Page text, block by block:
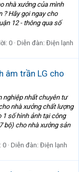
nhà xưởng của mình
? Hãy gọi ngay cho
12 - thông qua số
0 Diễn đàn: Điện lạnh
âm trần LG cho
nghiệp nhất chuyên tư
nhà xưởng chất lượng
số hình ảnh tại công
bộ) cho nhà xưởng sản
0 Diễn đàn: Điện lạnh